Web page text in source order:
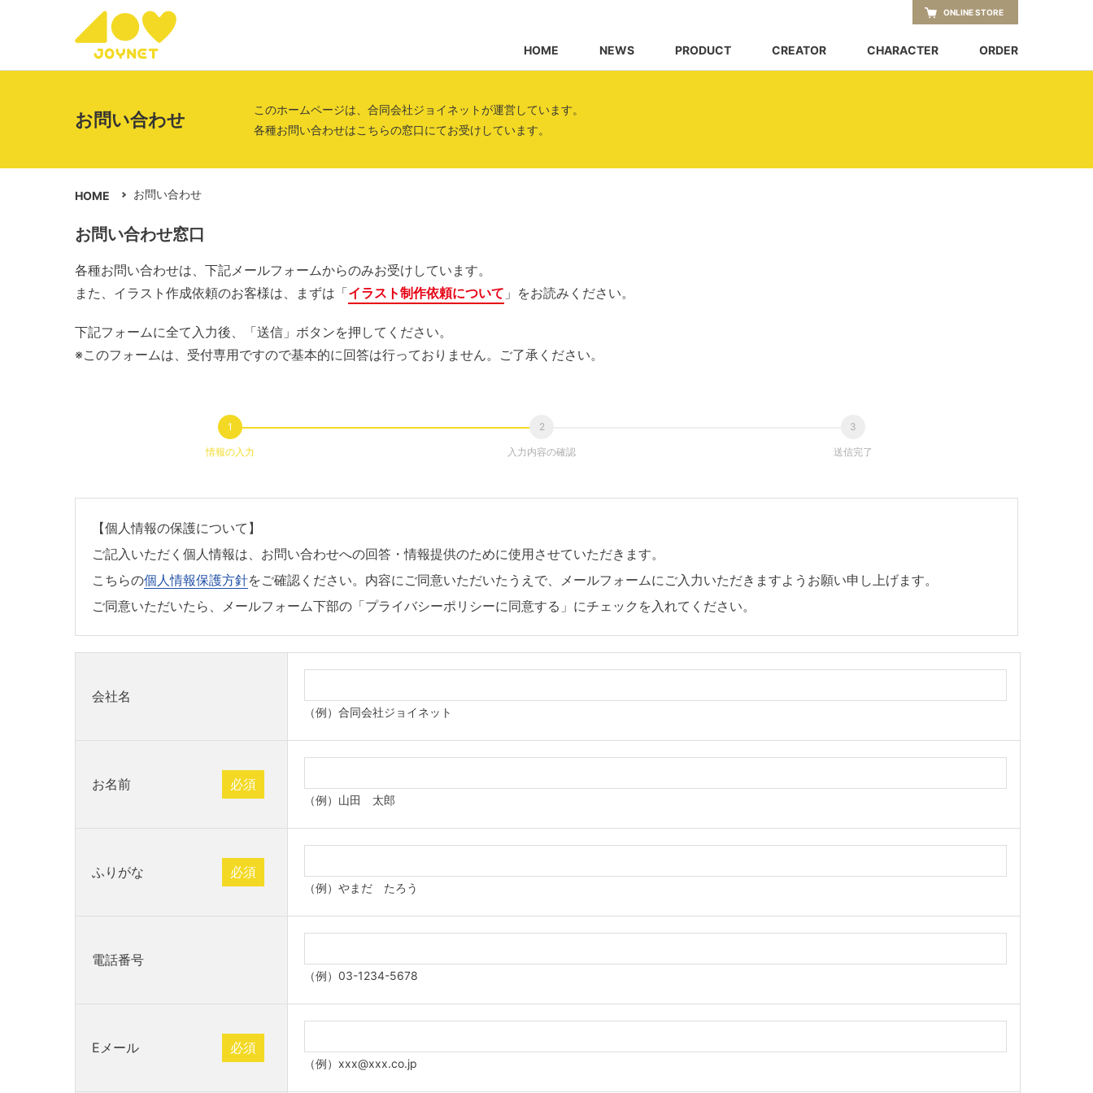
HOME NEWS PRODUCT CREATOR CHARACTER ORDER
ONLINE STORE
お問い合わせ
このホームページは、合同会社ジョイネットが運営しています。
各種お問い合わせはこちらの窓口にてお受けしています。
HOME お問い合わせ
お問い合わせ窓口
各種お問い合わせは、下記メールフォームからのみお受けしています。
また、イラスト作成依頼のお客様は、まずは「イラスト制作依頼について 」をお読みください。
下記フォームに全て入力後、「送信」ボタンを押してください。
※このフォームは、受付専用ですので基本的に回答は行っておりません。ご了承ください。
情報の入力 入力内容の確認 送信完了
【個人情報の保護について】
ご記入いただく個人情報は、お問い合わせへの回答・情報提供のために使用させていただきます。
こちらの個人情報保護方針をご確認ください。内容にご同意いただいたうえで、メールフォームにご入力いただきますようお願い申し上げます。
ご同意いただいたら、メールフォーム下部の「プライバシーポリシーに同意する」にチェックを入れてください。
会社名
（例）合同会社ジョイネット
お名前 必須
（例）山田 太郎
ふりがな 必須
（例）やまだ たろう
電話番号
（例）03-1234-5678
Eメール 必須
（例）xxx@xxx.co.jp